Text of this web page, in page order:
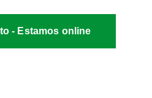
- Estamos online